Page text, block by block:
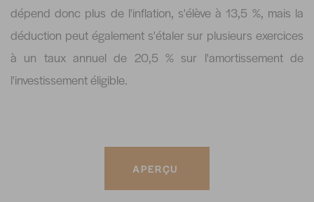
dépend donc plus de l'inflation, s'élève à 13,5 %, mais la
déduction peut également s'étaler sur plusieurs exercices
à un taux annuel de 20,5 % sur l'amortissement de
l'investissement éligible.
APERÇU